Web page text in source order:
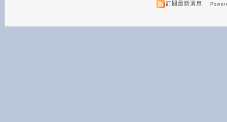
訂閱最新消息